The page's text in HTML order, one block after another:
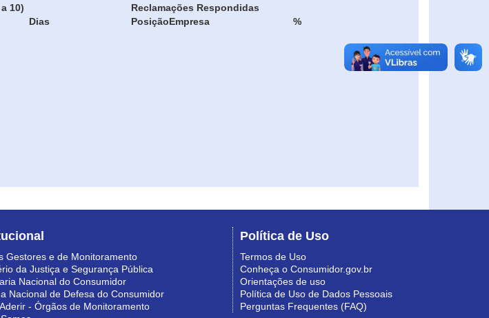
10)
Dias
Reclamações Respondidas
PosiçãoEmpresa %
Gestores e de Monitoramento
da Justiça e Segurança Pública
Nacional do Consumidor
Nacional de Defesa do Consumidor
- Órgãos de Monitoramento
Política de Uso
Termos de Uso
Conheça o Consumidor.gov.br
Orientações de uso
Política de Uso de Dados Pessoais
Perguntas Frequentes (FAQ)